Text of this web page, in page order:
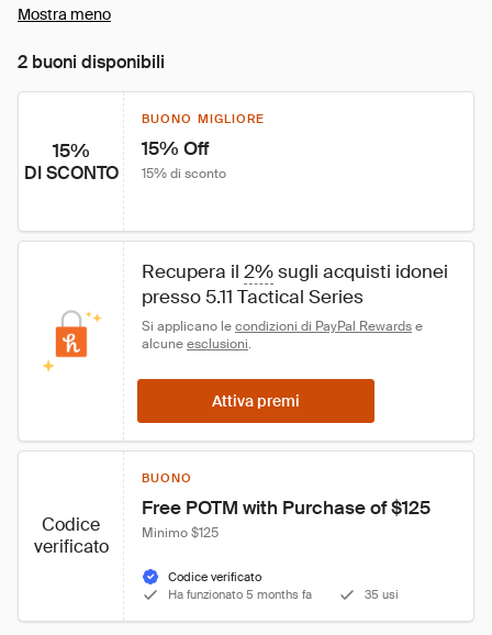
Mostra meno
2 buoni disponibili
15%
DI SCONTO
BUONO MIGLIORE
15% Off
15% di sconto
Recupera il 2% sugli acquisti idonei
presso 5.11 Tactical Series
Si applicano le condizioni di PayPal Rewards e
alcune esclusioni.
Attiva premi
Codice
verificato
BUONO
Free POTM with Purchase of $125
Minimo $125
Codice verificato
Ha funzionato 5 months fa
35 usi